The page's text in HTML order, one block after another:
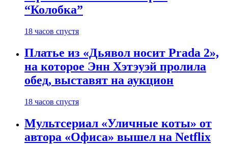
“Колобка”
18 часов спустя
Платье из «Дьявол носит Prada 2»,
на которое Энн Хэтэуэй пролила
обед, выставят на аукцион
18 часов спустя
Мультсериал «Уличные коты» от
автора «Офиса» вышел на Netflix